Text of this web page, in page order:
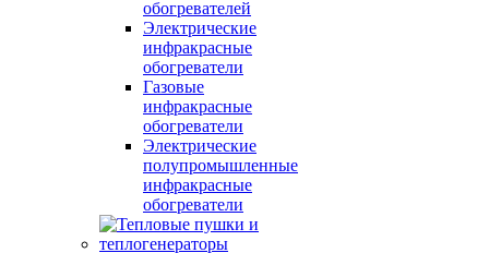
обогревателей
Электрические
инфракрасные
обогреватели
Газовые
инфракрасные
обогреватели
Электрические
полупромышленные
инфракрасные
обогреватели